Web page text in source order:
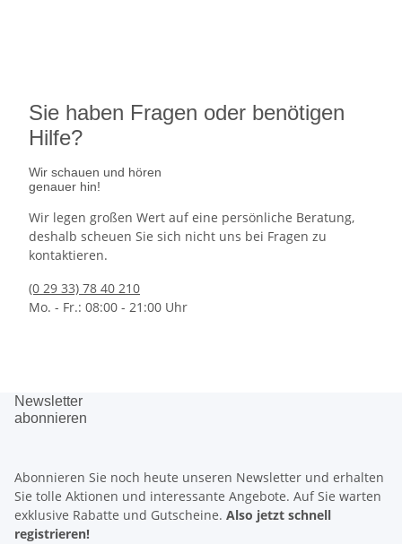
Sie haben Fragen oder benötigen
Hilfe?
Wir schauen und hören
genauer hin!
Wir legen großen Wert auf eine persönliche Beratung,
deshalb scheuen Sie sich nicht uns bei Fragen zu
kontaktieren.
(0 29 33) 78 40 210
Mo. - Fr.: 08:00 - 21:00 Uhr
Newsletter
abonnieren
Abonnieren Sie noch heute unseren Newsletter und erhalten
Sie tolle Aktionen und interessante Angebote. Auf Sie warten
exklusive Rabatte und Gutscheine. Also jetzt schnell
registrieren!